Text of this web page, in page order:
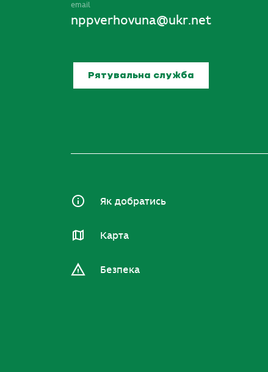
email
nppverhovuna@ukr.net
Рятувальна служба
Як добратись
Карта
Безпека